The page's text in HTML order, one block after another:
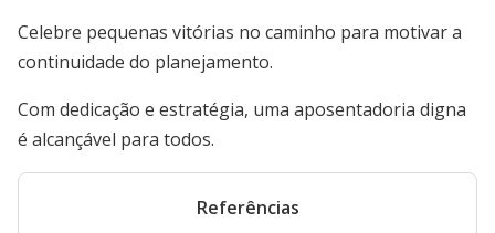
Celebre pequenas vitórias no caminho para motivar a
continuidade do planejamento.
Com dedicação e estratégia, uma aposentadoria digna
é alcançável para todos.
Referências